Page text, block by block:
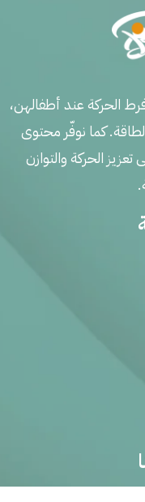
الحركة عند أطفالهن،
كما نوفّر محتوى
الحركة والتوازن